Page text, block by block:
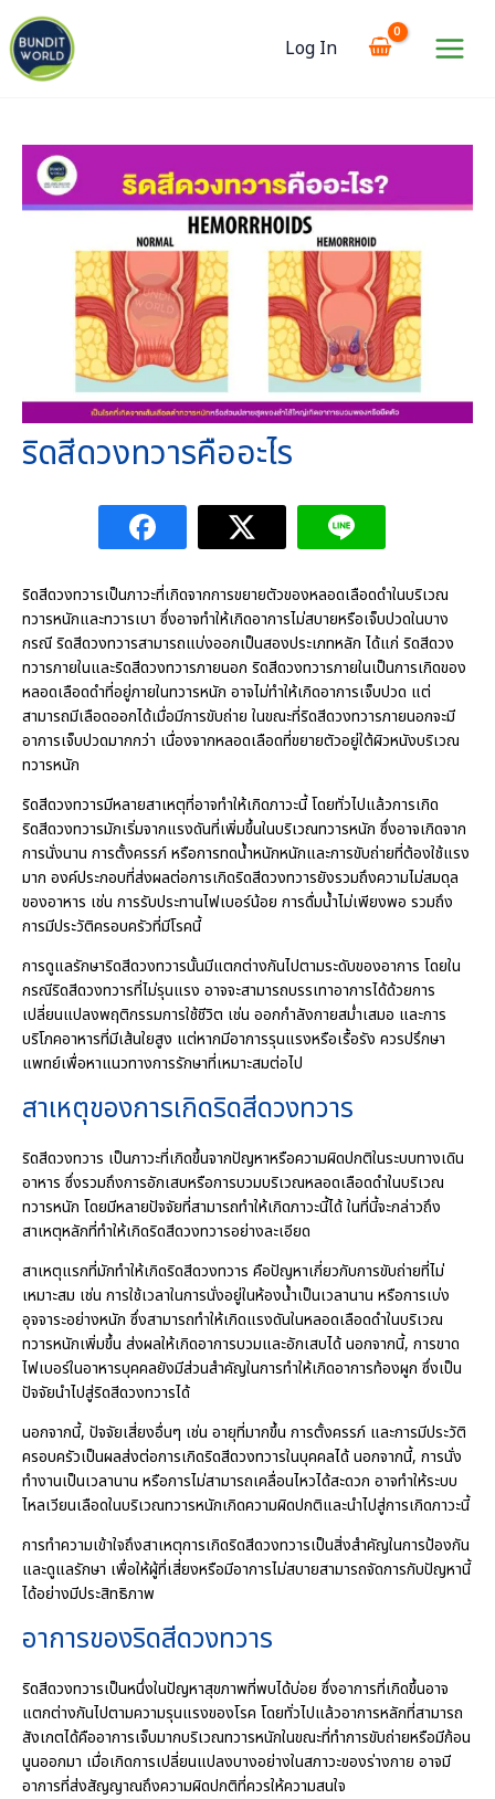
to
content
Log In
Main
ริดสีดวงทวารคืออะไร
ริดสีดวงทวารเป็นภาวะที่เกิดจากการขยายตัวของหลอดเลือดดำในบริเวณ
ทวารหนักและทวารเบา ซึ่งอาจทำให้เกิดอาการไม่สบายหรือเจ็บปวดในบาง
กรณี ริดสีดวงทวารสามารถแบ่งออกเป็นสองประเภทหลัก ได้แก่ ริดสีดวง
ทวารภายในและริดสีดวงทวารภายนอก ริดสีดวงทวารภายในเป็นการเกิดของ
หลอดเลือดดำที่อยู่ภายในทวารหนัก อาจไม่ทำให้เกิดอาการเจ็บปวด แต่
สามารถมีเลือดออกได้เมื่อมีการขับถ่าย ในขณะที่ริดสีดวงทวารภายนอกจะมี
อาการเจ็บปวดมากกว่า เนื่องจากหลอดเลือดที่ขยายตัวอยู่ใต้ผิวหนังบริเวณ
ทวารหนัก
ริดสีดวงทวารมีหลายสาเหตุที่อาจทำให้เกิดภาวะนี้ โดยทั่วไปแล้วการเกิด
ริดสีดวงทวารมักเริ่มจากแรงดันที่เพิ่มขึ้นในบริเวณทวารหนัก ซึ่งอาจเกิดจาก
การนั่งนาน การตั้งครรภ์ หรือการทดน้ำหนักหนักและการขับถ่ายที่ต้องใช้แรง
มาก องค์ประกอบที่ส่งผลต่อการเกิดริดสีดวงทวารยังรวมถึงความไม่สมดุล
ของอาหาร เช่น การรับประทานไฟเบอร์น้อย การดื่มน้ำไม่เพียงพอ รวมถึง
การมีประวัติครอบครัวที่มีโรคนี้
การดูแลรักษาริดสีดวงทวารนั้นมีแตกต่างกันไปตามระดับของอาการ โดยใน
กรณีริดสีดวงทวารที่ไม่รุนแรง อาจจะสามารถบรรเทาอาการได้ด้วยการ
เปลี่ยนแปลงพฤติกรรมการใช้ชีวิต เช่น ออกกำลังกายสม่ำเสมอ และการ
บริโภคอาหารที่มีเส้นใยสูง แต่หากมีอาการรุนแรงหรือเรื้อรัง ควรปรึกษา
แพทย์เพื่อหาแนวทางการรักษาที่เหมาะสมต่อไป
สาเหตุของการเกิดริดสีดวงทวาร
ริดสีดวงทวาร เป็นภาวะที่เกิดขึ้นจากปัญหาหรือความผิดปกติในระบบทางเดิน
อาหาร ซึ่งรวมถึงการอักเสบหรือการบวมบริเวณหลอดเลือดดำในบริเวณ
ทวารหนัก โดยมีหลายปัจจัยที่สามารถทำให้เกิดภาวะนี้ได้ ในที่นี้จะกล่าวถึง
สาเหตุหลักที่ทำให้เกิดริดสีดวงทวารอย่างละเอียด
สาเหตุแรกที่มักทำให้เกิดริดสีดวงทวาร คือปัญหาเกี่ยวกับการขับถ่ายที่ไม่
เหมาะสม เช่น การใช้เวลาในการนั่งอยู่ในห้องน้ำเป็นเวลานาน หรือการเบ่ง
อุจจาระอย่างหนัก ซึ่งสามารถทำให้เกิดแรงดันในหลอดเลือดดำในบริเวณ
ทวารหนักเพิ่มขึ้น ส่งผลให้เกิดอาการบวมและอักเสบได้ นอกจากนี้, การขาด
ไฟเบอร์ในอาหารบุคคลยังมีส่วนสำคัญในการทำให้เกิดอาการท้องผูก ซึ่งเป็น
ปัจจัยนำไปสู่ริดสีดวงทวารได้
นอกจากนี้, ปัจจัยเสี่ยงอื่นๆ เช่น อายุที่มากขึ้น การตั้งครรภ์ และการมีประวัติ
ครอบครัวเป็นผลส่งต่อการเกิดริดสีดวงทวารในบุคคลได้ นอกจากนี้, การนั่ง
ทำงานเป็นเวลานาน หรือการไม่สามารถเคลื่อนไหวได้สะดวก อาจทำให้ระบบ
ไหลเวียนเลือดในบริเวณทวารหนักเกิดความผิดปกติและนำไปสู่การเกิดภาวะนี้
การทำความเข้าใจถึงสาเหตุการเกิดริดสีดวงทวารเป็นสิ่งสำคัญในการป้องกัน
และดูแลรักษา เพื่อให้ผู้ที่เสี่ยงหรือมีอาการไม่สบายสามารถจัดการกับปัญหานี้
ได้อย่างมีประสิทธิภาพ
อาการของริดสีดวงทวาร
ริดสีดวงทวารเป็นหนึ่งในปัญหาสุขภาพที่พบได้บ่อย ซึ่งอาการที่เกิดขึ้นอาจ
แตกต่างกันไปตามความรุนแรงของโรค โดยทั่วไปแล้วอาการหลักที่สามารถ
สังเกตได้คืออาการเจ็บมากบริเวณทวารหนักในขณะที่ทำการขับถ่ายหรือมีก้อน
นูนออกมา เมื่อเกิดการเปลี่ยนแปลงบางอย่างในสภาวะของร่างกาย อาจมี
อาการที่ส่งสัญญาณถึงความผิดปกติที่ควรให้ความสนใจ